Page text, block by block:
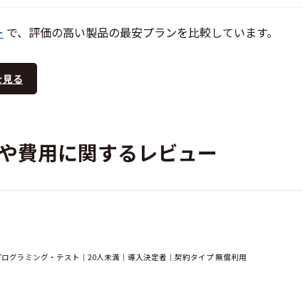
で、評価の高い製品の最安プランを比較しています。
る
費用に関するレビュー
グラミング・テスト｜20人未満｜導入決定者｜契約タイプ 無償利用